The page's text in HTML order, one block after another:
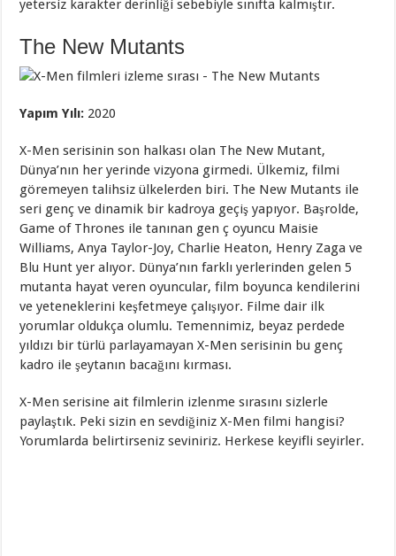
yetersiz karakter derinliği sebebiyle sınıfta kalmıştır.
The New Mutants
Yapım Yılı: 2020
X-Men serisinin son halkası olan The New Mutant,
Dünya’nın her yerinde vizyona girmedi. Ülkemiz, filmi
göremeyen talihsiz ülkelerden biri. The New Mutants ile
seri genç ve dinamik bir kadroya geçiş yapıyor. Başrolde,
Game of Thrones ile tanınan gen ç oyuncu Maisie
Williams, Anya Taylor-Joy, Charlie Heaton, Henry Zaga ve
Blu Hunt yer alıyor. Dünya’nın farklı yerlerinden gelen 5
mutanta hayat veren oyuncular, film boyunca kendilerini
ve yeteneklerini keşfetmeye çalışıyor. Filme dair ilk
yorumlar oldukça olumlu. Temennimiz, beyaz perdede
yıldızı bir türlü parlayamayan X-Men serisinin bu genç
kadro ile şeytanın bacağını kırması.
X-Men serisine ait filmlerin izlenme sırasını sizlerle
paylaştık. Peki sizin en sevdiğiniz X-Men filmi hangisi?
Yorumlarda belirtirseniz seviniriz. Herkese keyifli seyirler.